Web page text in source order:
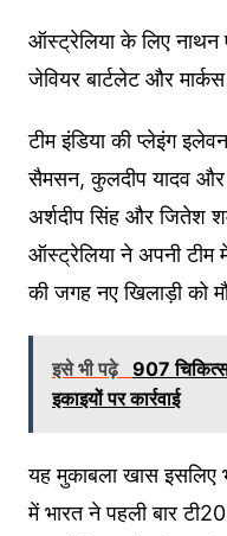
ऑस्ट्रेलिया के लिए
जेवियर बार्टलेट और
टीम इंडिया की प्लेइंग
सैमसन, कुलदीप यादव और
अर्शदीप सिंह और जितेश
ऑस्ट्रेलिया ने अपनी
की जगह नए खिलाड़ी को
इसे भी पढ़े 907
इकाइयों पर कार्रवाई
यह मुकाबला खास इसलिए
में भारत ने पहली बार